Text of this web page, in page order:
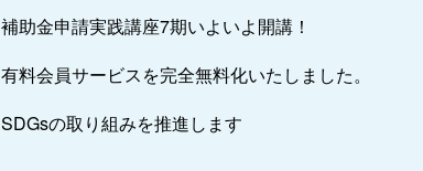
補助金申請実践講座7期いよいよ開講！
有料会員サービスを完全無料化いたしました。
SDGsの取り組みを推進します